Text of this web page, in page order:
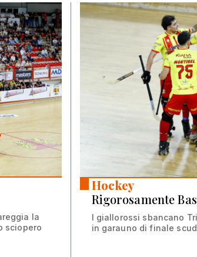
la
sciopero
Hockey
Rigorosamente
I giallorossi sbancano
in garauno di finale